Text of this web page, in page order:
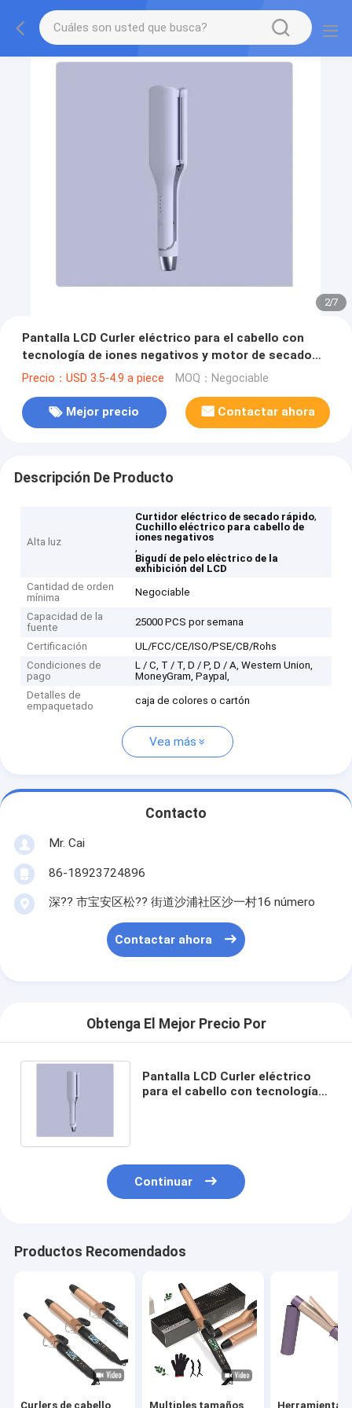
2/7
Pantalla LCD Curler eléctrico para el cabello con
tecnología de iones negativos y motor de secado
rápido
Precio：USD 3.5-4.9 a piece MOQ：Negociable
Mejor precio Contactar ahora
Descripción De Producto
Alta luz
Curtidor eléctrico de secado rápido,
Cuchillo eléctrico para cabello de
iones negativos
,
Bigudí de pelo eléctrico de la
exhibición del LCD
Cantidad de orden
mínima
Negociable
Capacidad de la
fuente
25000 PCS por semana
Certificación
UL/FCC/CE/ISO/PSE/CB/Rohs
Condiciones de
pago
L / C, T / T, D / P, D / A, Western Union,
MoneyGram, Paypal,
Detalles de
empaquetado
caja de colores o cartón
Vea más
Contacto
Mr. Cai
86-18923724896
深?? 市宝安区松?? 街道沙浦社区沙一村16 número
Contactar ahora
Obtenga El Mejor Precio Por
Pantalla LCD Curler eléctrico
para el cabello con tecnología
Continuar
Productos Recomendados
Curlers de cabello Multiples tamaños Herramienta